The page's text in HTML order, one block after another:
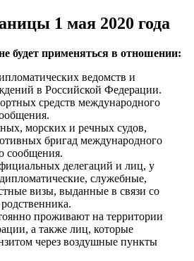
1 мая 2020 года
будет применяться в отношении:
ведомств и
в Российской Федерации.
средств международного
морских и речных судов,
бригад международного
сообщения.
делегаций и лиц, у
служебные,
визы, выданные в связи со
проживают на территории
а также лиц, которые
через воздушные пункты